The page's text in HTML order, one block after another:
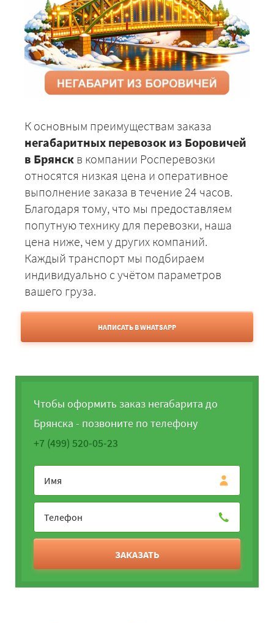
К основным преимуществам заказа
негабаритных перевозок из Боровичей
в Брянск в компании Росперевозки
относятся низкая цена и оперативное
выполнение заказа в течение 24 часов.
Благодаря тому, что мы предоставляем
попутную технику для перевозки, наша
цена ниже, чем у других компаний.
Каждый транспорт мы подбираем
индивидуально с учётом параметров
вашего груза.
НАПИСАТЬ В WHATSAPP
Чтобы оформить заказ негабарита до
Брянска - позвоните по телефону
+7 (499) 520-05-23
ЗАКАЗАТЬ